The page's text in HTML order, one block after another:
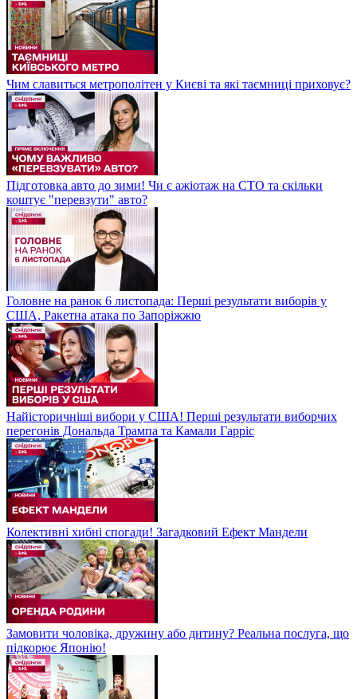
Чим славиться метрополітен у Києві та які таємниці приховує?
Підготовка авто до зими! Чи є ажіотаж на СТО та скільки
коштує "перевзути" авто?
Головне на ранок 6 листопада: Перші результати виборів у
США, Ракетна атака по Запоріжжю
Найісторичніші вибори у США! Перші результати виборчих
перегонів Дональда Трампа та Камали Гарріс
Колективні хибні спогади! Загадковий Ефект Мандели
Замовити чоловіка, дружину або дитину? Реальна послуга, що
підкорює Японію!